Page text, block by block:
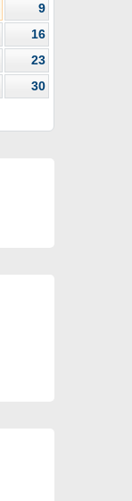
9
16
23
30